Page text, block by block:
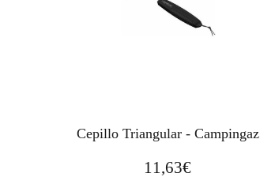
Cepillo Triangular - Campingaz
11,63€